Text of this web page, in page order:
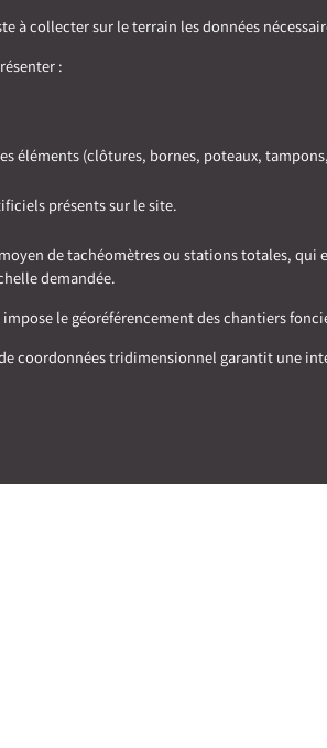
à collecter sur le terrain les données
:
éléments (clôtures, bornes, poteaux,
présents sur le site.
de tachéomètres ou stations totales,
demandée.
le géoréférencement des chantiers
coordonnées tridimensionnel garantit une